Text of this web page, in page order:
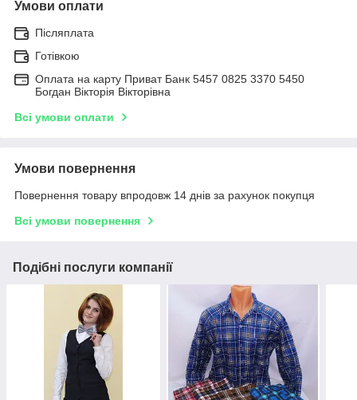
Умови оплати
Післяплата
Готівкою
Оплата на карту Приват Банк 5457 0825 3370 5450
Богдан Вікторія Вікторівна
Всі умови оплати
Умови повернення
Повернення товару впродовж 14 днів за рахунок покупця
Всі умови повернення
Подібні послуги компанії